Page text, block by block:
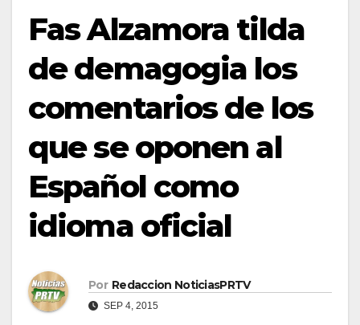
Fas Alzamora tilda
de demagogia los
comentarios de los
que se oponen al
Español como
idioma oficial
Por Redaccion NoticiasPRTV
SEP 4, 2015